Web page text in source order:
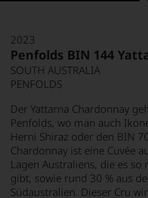
2023
Penfolds BIN 144
SOUTH AUSTRALIA
PENFOLDS
Der Yattarna Chardonnay
Penfolds, wo man auch
Herni Shiraz oder den BIN
Chardonnay ist eine Cuvée
Lagen Australiens, die es
gibt, sowie rund 30 % aus
Südaustralien. Dieser Cru